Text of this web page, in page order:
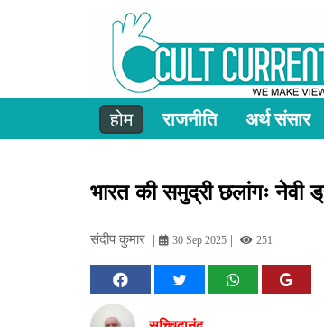
होम राजनीति अर्थ संसार
भारत की समुद्री छलांगः नेवी
संदीप कुमार| 30 Sep 2025| 251